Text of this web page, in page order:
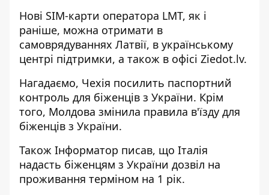
Нові SIM-карти оператора LMT, як і
раніше, можна отримати в
самоврядуваннях Латвії, в українському
центрі підтримки, а також в офісі Ziedot.lv.
Нагадаємо, Чехія посилить паспортний
контроль для біженців з України. Крім
того, Молдова змінила правила в'їзду для
біженців з України.
Також Інформатор писав, що Італія
надасть біженцям з України дозвіл на
проживання терміном на 1 рік.